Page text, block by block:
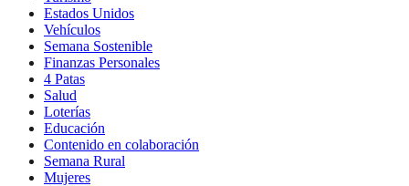
Estados Unidos
Vehículos
Semana Sostenible
Finanzas Personales
4 Patas
Salud
Loterías
Educación
Contenido en colaboración
Semana Rural
Mujeres